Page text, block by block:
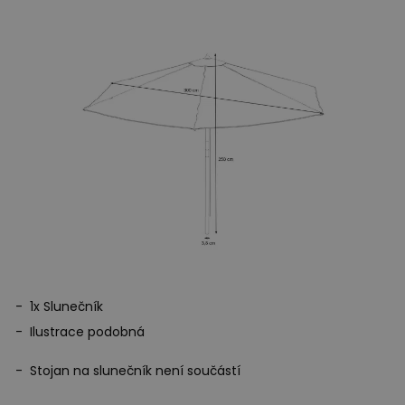
6,5 kg
1x Slunečník
Ilustrace podobná
Stojan na slunečník není součástí